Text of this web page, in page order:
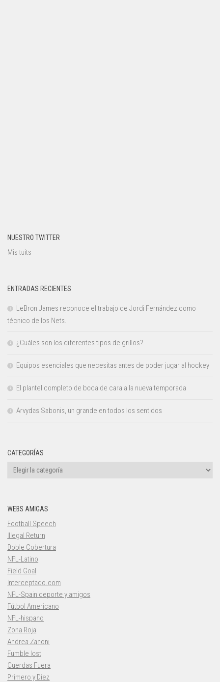
NUESTRO TWITTER
Mis tuits
ENTRADAS RECIENTES
LeBron James reconoce el trabajo de Jordi Fernández como
técnico de los Nets.
¿Cuáles son los diferentes tipos de grillos?
Equipos esenciales que necesitas antes de poder jugar al hockey
El plantel completo de boca de cara a la nueva temporada
Arvydas Sabonis, un grande en todos los sentidos
CATEGORÍAS
Categorías
WEBS AMIGAS
Football Speech
Illegal Return
Doble Cobertura
NFL-Latino
Field Goal
Interceptado.com
NFL-Spain deporte y amigos
Fútbol Americano
NFL-hispano
Zona Roja
Andrea Zanoni
Fumble lost
Cuerdas Fuera
Primero y Diez